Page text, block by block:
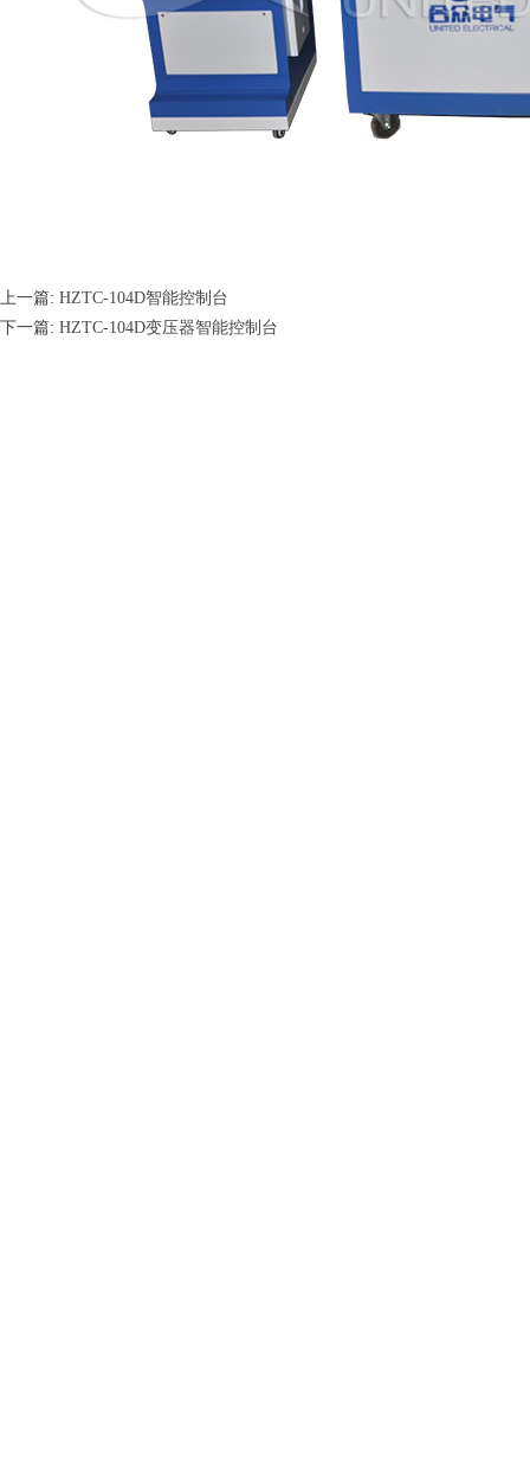
上一篇: HZTC-104D智能控制台
下一篇: HZTC-104D变压器智能控制台